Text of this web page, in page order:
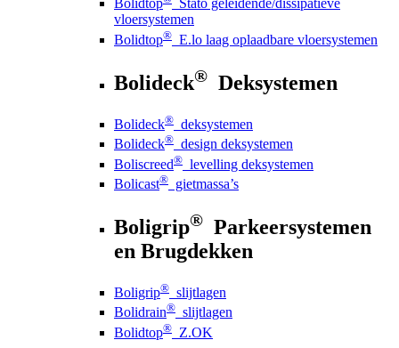
Bolidtop
Stato geleidende/dissipatieve
vloersystemen
Bolidtop® E.lo laag oplaadbare vloersystemen
Bolideck® Deksystemen
Bolideck® deksystemen
Bolideck® design deksystemen
Boliscreed® levelling deksystemen
Bolicast® gietmassa’s
Boligrip® Parkeersystemen
en Brugdekken
Boligrip® slijtlagen
Bolidrain® slijtlagen
Bolidtop® Z.OK